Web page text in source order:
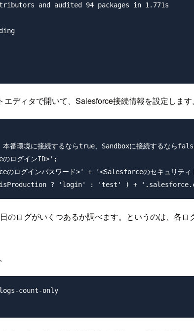
and audited 94 packages in 1.771s
ディタで開いて、Salesforce接続情報を設定します。
境に接続するならtrue、Sandboxに接続するなら
ログインID>';
ログインパスワード>' + '<Salesforceのセキュリティ
のログがいくつあるか調べます。というのは、各
count-only